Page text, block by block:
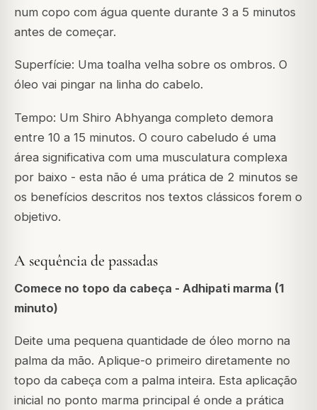
num copo com água quente durante 3 a 5 minutos
antes de começar.
Superfície: Uma toalha velha sobre os ombros. O
óleo vai pingar na linha do cabelo.
Tempo: Um Shiro Abhyanga completo demora
entre 10 a 15 minutos. O couro cabeludo é uma
área significativa com uma musculatura complexa
por baixo - esta não é uma prática de 2 minutos se
os benefícios descritos nos textos clássicos forem o
objetivo.
A sequência de passadas
Comece no topo da cabeça - Adhipati marma (1
minuto)
Deite uma pequena quantidade de óleo morno na
palma da mão. Aplique-o primeiro diretamente no
topo da cabeça com a palma inteira. Esta aplicação
inicial no ponto marma principal é onde a prática